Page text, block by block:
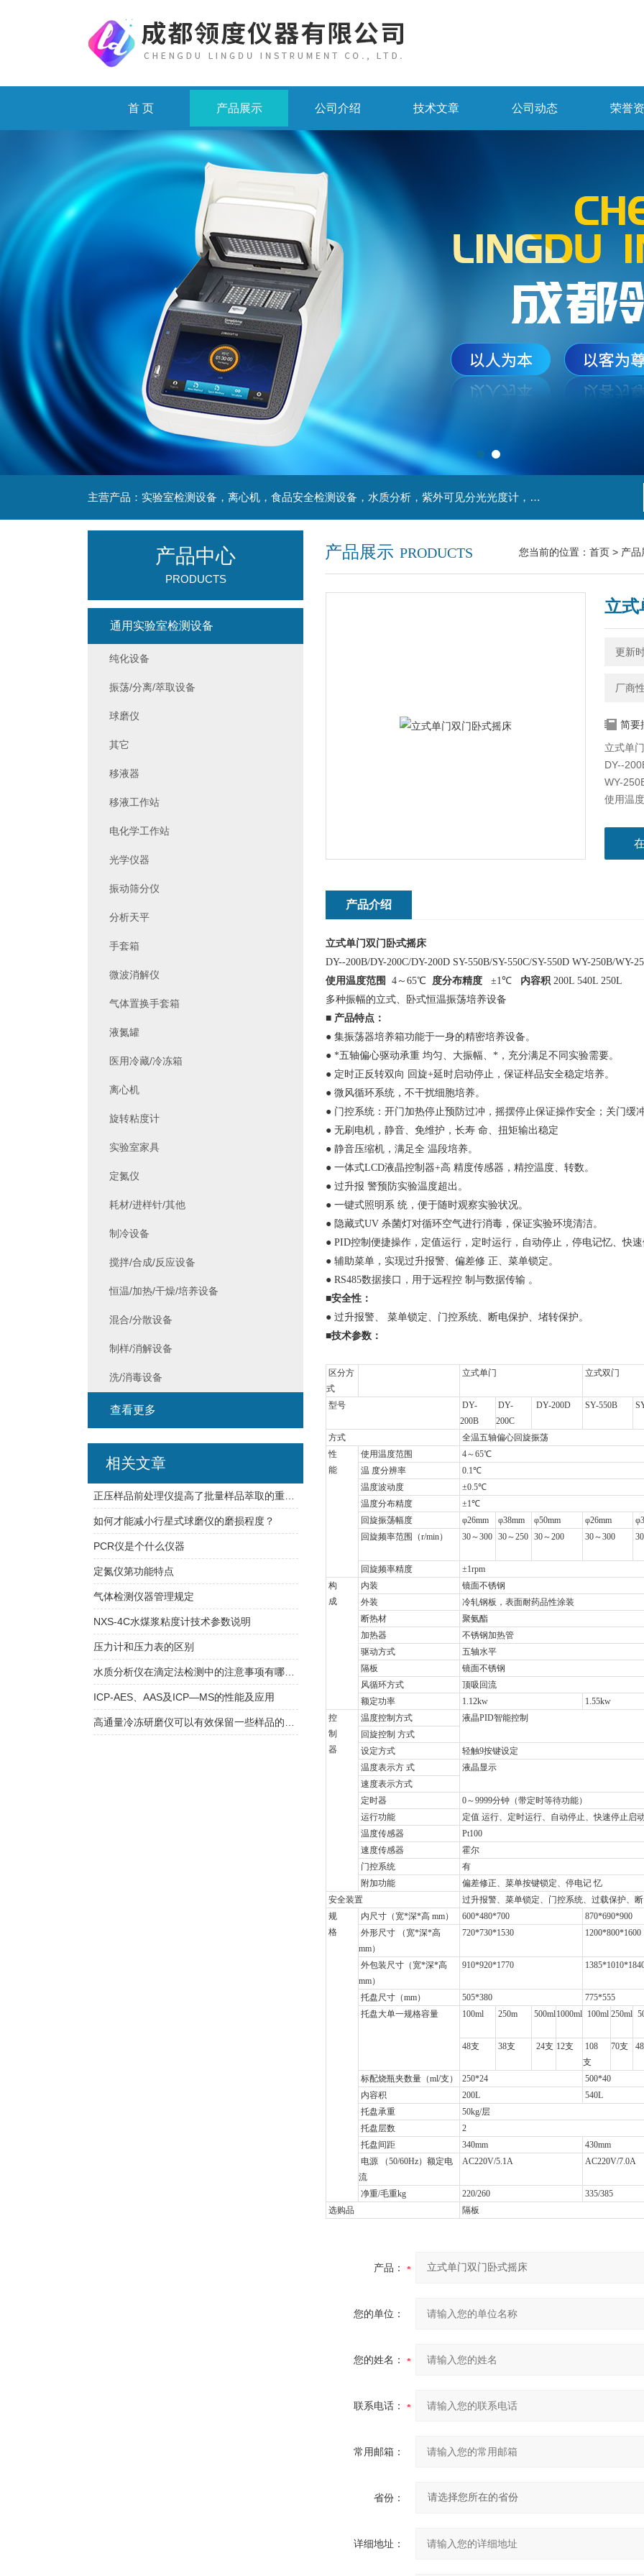
首 页 产品展示 公司介绍 技术文章 公司动态 荣誉
主营产品：实验室检测设备，离心机，食品安全检测设备，水质分析，紫外可见分光光度计，液氮罐，万分之一天平，离心机生物实验室工程，移液器
产品展示 PRODUCTS 您当前的位置： 首页 > 产品
立式
更新
厂商
简要
立式单
DY--
WY-
使用温
产品介绍
立式单门双门卧式摇床
DY--200B/DY-200C/DY-200D SY-550B/SY-550C/SY-550D WY-250B/WY-
使用温度范围
4 ～65℃ 度分布精度 ±1℃ 内容积 200L 540L 250L
多种振幅的立式、卧式恒温振荡培养设备
■ 产品特点：
● 集振荡器培养箱功能于一身的精密培养设备。
● *五轴偏心驱动承重 均匀、大振幅、*，充分满足不同实验需要。
● 定时正反转双向 回旋+延时启动停止，保证样品安全稳定培养。
● 微风循环系统，不干扰细胞培养。
● 门控系统：开门加热停止预防过冲，摇摆停止保证操作安全；关门缓
● 无刷电机，静音、免维护，长寿 命、扭矩输出稳定
● 静音压缩机，满足全 温段培养。
● 一体式LCD液晶控制器+高 精度传感器，精控温度、转数。
● 过升报 警预防实验温度超出。
● 一键式照明系 统，便于随时观察实验状况。
● 隐藏式UV 杀菌灯对循环空气进行消毒，保证实验环境清洁。
● PID控制便捷操作，定值运行，定时运行，自动停止，停电记忆、快速
● 辅助菜单，实现过升报警、偏差修 正、菜单锁定。
● RS485数据接口，用于远程控 制与数据传输 。
■安全性：
● 过升报警、 菜单锁定、门控系统、断电保护、堵转保护。
■技术参数：
区分方
式
立式单门 立式双门
型号
DY-
200B
DY-
200C
DY-200D SY-550B
方式
全温五轴偏心回旋振荡
性
能
使用温度范围 4～65℃
温 度分辨率
0.1℃
温度波动度
±0.5℃
温度分布精度
±1℃
回旋振荡幅度
φ26mm φ38mm φ50mm φ26mm
回旋频率范围（r/min）
30～300 30～250 30～200 30～300 30
回旋频率精度
±1rpm
构
成
内装
镜面不锈钢
外装
冷轧钢板，表面耐药品性涂装
断热材
聚氨酯
加热器
不锈钢加热管
驱动方式
五轴水平
隔板
镜面不锈钢
风循环方式
顶吸回流
额定功率
1.12kw 1.55kw
控
制
器
温度控制方式
液晶PID智能控制
回旋控制 方式
设定方式
轻触9按键设定
温度表示方 式
液晶显示
速度表示方式
定时器
0～9999分钟（带定时等待功能）
运行功能
定值 运行、定时运行、自动停止、快速停止启
温度传感器
Pt100
速度传感器
霍尔
门控系统
有
附加功能
偏差修正、菜单按键锁定、停电记 忆
安全装置
过升报警、菜单锁定、门控系统、过载保护、
规
格
内尺寸（宽*深*高 mm） 600*480*700 870*690*900
外形尺寸 （宽*深*高
mm）
720*730*1530 1200*800*1600
外包装尺寸（宽*深*高
mm）
910*920*1770
托盘尺寸（mm） 505*380 775*555
托盘大单一规格容量
100ml 250m 500ml1000ml 100ml 250ml
48支 38支 24支 12支
108
支
70支 48
标配烧瓶夹数量（ml/支） 250*24 500*40
内容积
200L 540L
托盘承重
50kg/层
托盘层数
2
托盘间距
340mm 430mm
电源 （50/60Hz）额定电
流
AC220V/5.1A AC220V/7.0A
净重/毛重kg 220/260 335/385
选购品
隔板
产品：
您的单位：
您的姓名：
联系电话：
常用邮箱：
省份：
详细地址：
产品中心
PRODUCTS
通用实验室检测设备
纯化设备
振荡/分离/萃取设备
球磨仪
其它
移液器
移液工作站
电化学工作站
光学仪器
振动筛分仪
分析天平
手套箱
微波消解仪
气体置换手套箱
液氮罐
医用冷藏/冷冻箱
离心机
旋转粘度计
实验室家具
定氮仪
耗材/进样针/其他
制冷设备
搅拌/合成/反应设备
恒温/加热/干燥/培养设备
混合/分散设备
制样/消解设备
洗/消毒设备
查看更多
相关文章
正压样品前处理仪提高了批量样品萃取的重复性
如何才能减小行星式球磨仪的磨损程度？
PCR仪是个什么仪器
定氮仪第功能特点
气体检测仪器管理规定
NXS-4C水煤浆粘度计技术参数说明
压力计和压力表的区别
水质分析仪在滴定法检测中的注意事项有哪些？
ICP-AES、AAS及ICP—MS的性能及应用